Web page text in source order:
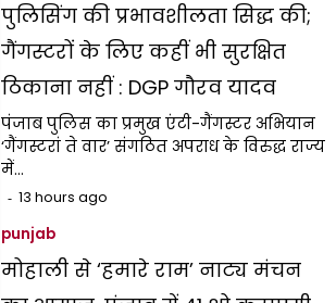
पुलिसिंग की प्रभावशीलता सिद्ध की;
गैंगस्टरों के लिए कहीं भी सुरक्षित
ठिकाना नहीं : DGP गौरव यादव
पंजाब पुलिस का प्रमुख एंटी-गैंगस्टर अभियान
‘गैंगस्टरां ते वार’ संगठित अपराध के विरुद्ध राज्य
में…
13 hours ago
punjab
मोहाली से ‘हमारे राम’ नाट्य मंचन